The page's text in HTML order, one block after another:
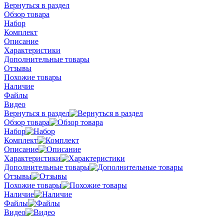
Вернуться в раздел
Обзор товара
Набор
Комплект
Описание
Характеристики
Дополнительные товары
Отзывы
Похожие товары
Наличие
Файлы
Видео
Вернуться в раздел
Обзор товара
Набор
Комплект
Описание
Характеристики
Дополнительные товары
Отзывы
Похожие товары
Наличие
Файлы
Видео